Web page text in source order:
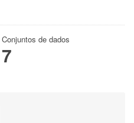
Conjuntos de dados
7